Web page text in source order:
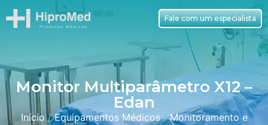
Fale com um especialista
Monitor Multiparâmetro X12 –
Edan
Início/Equipamentos Médicos/Monitoramento e